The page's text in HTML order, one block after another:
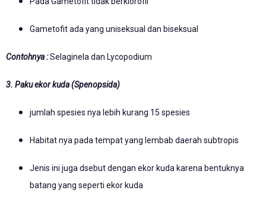
Gametofit ada yang uniseksual dan biseksual
Contohnya :Selaginela dan Lycopodium
3. Paku ekor kuda (Spenopsida)
jumlah spesies nya lebih kurang 15 spesies
Habitat nya pada tempat yang lembab daerah subtropis
Jenis ini juga dsebut dengan ekor kuda karena bentuknya
batang yang seperti ekor kuda